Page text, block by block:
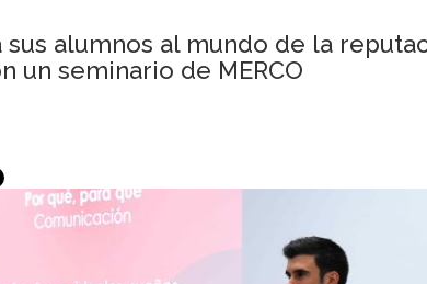
sus alumnos al mundo de la
un seminario de MERCO